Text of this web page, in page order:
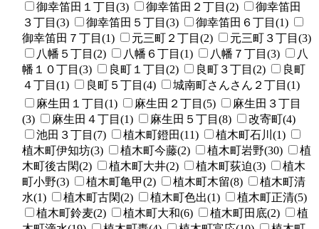
御幸笛田１丁目(3)
御幸笛田２丁目(2)
御幸笛田
３丁目(3)
御幸笛田５丁目(3)
御幸笛田６丁目(1)
御幸笛田７丁目(1)
元三町２丁目(2)
元三町３丁目(3)
八幡５丁目(2)
八幡６丁目(1) 八幡７丁目(3)
八
幡１０丁目(3)
良町１丁目(2) 良町３丁目(2)
良町
４丁目(1)
良町５丁目(4) 城南町さんさん２丁目(1)
麻生田１丁目(1) 麻生田２丁目(5)
麻生田３丁目
(3)
麻生田４丁目(1) 麻生田５丁目(8)
改寄町(4)
池田３丁目(7)
植木町鐙田(11)
植木町石川(1)
植木町伊知坊(3)
植木町今藤(2) 植木町岩野(30)
植
木町後古閑(2)
植木町大井(2) 植木町荻迫(3)
植木
町小野(3)
植木町亀甲(2) 植木町木留(8)
植木町清
水(1)
植木町古閑(2) 植木町色出(1)
植木町正清(5)
植木町鈴麦(2)
植木町大和(6) 植木町田底(2)
植